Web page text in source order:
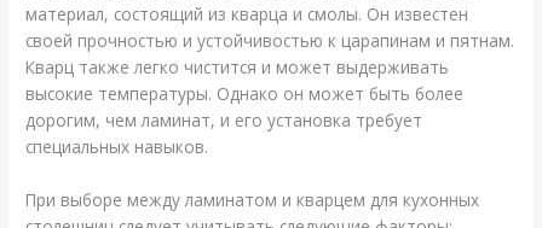
материал, состоящий из кварца и смолы. Он известен
своей прочностью и устойчивостью к царапинам и пятнам.
Кварц также легко чистится и может выдерживать
высокие температуры. Однако он может быть более
дорогим, чем ламинат, и его установка требует
специальных навыков.
При выборе между ламинатом и кварцем для кухонных